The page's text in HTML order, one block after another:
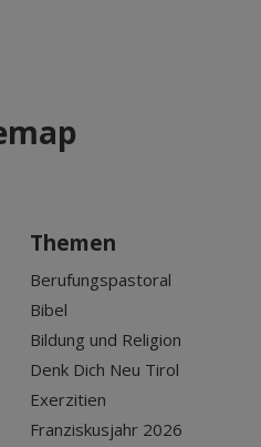
Themen
Berufungspastoral
Bibel
Bildung und Religion
Denk Dich Neu Tirol
Exerzitien
Franziskusjahr 2026